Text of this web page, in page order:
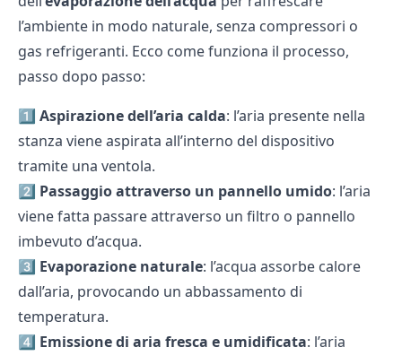
l’ambiente in modo naturale, senza compressori o
gas refrigeranti. Ecco come funziona il processo,
passo dopo passo:
1️⃣ Aspirazione dell’aria calda: l’aria presente nella
stanza viene aspirata all’interno del dispositivo
tramite una ventola.
2️⃣ Passaggio attraverso un pannello umido: l’aria
viene fatta passare attraverso un filtro o pannello
imbevuto d’acqua.
3️⃣ Evaporazione naturale: l’acqua assorbe calore
dall’aria, provocando un abbassamento di
temperatura.
4️⃣ Emissione di aria fresca e umidificata: l’aria